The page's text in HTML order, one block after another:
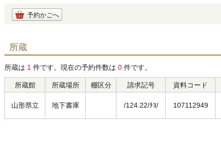
予約かごへ
所蔵
所蔵は 1 件です。現在の予約件数は 0 件です。
所蔵館 所蔵場所 棚区分 請求記号 資料コード
山形県立 地下書庫 /124.22/ﾁﾖ/ 107112949